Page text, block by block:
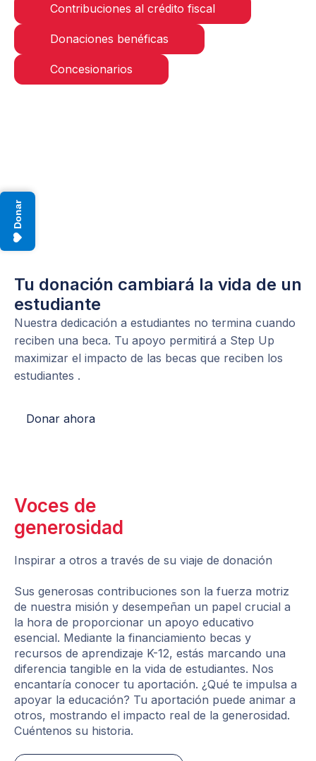
Donar
Contribuciones al crédito fiscal
Donaciones benéficas
Concesionarios
Tu donación cambiará la vida de un
estudiante
Nuestra dedicación a estudiantes no termina cuando
reciben una beca. Tu apoyo permitirá a Step Up
maximizar el impacto de las becas que reciben los
estudiantes .
Donar ahora
Voces de
generosidad
Inspirar a otros a través de su viaje de donación
Sus generosas contribuciones son la fuerza motriz
de nuestra misión y desempeñan un papel crucial a
la hora de proporcionar un apoyo educativo
esencial. Mediante la financiamiento becas y
recursos de aprendizaje K-12, estás marcando una
diferencia tangible en la vida de estudiantes. Nos
encantaría conocer tu aportación. ¿Qué te impulsa a
apoyar la educación? Tu aportación puede animar a
otros, mostrando el impacto real de la generosidad.
Cuéntenos su historia.